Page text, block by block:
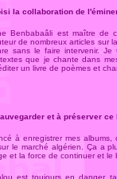
la collaboration de
Benbabaâli est maître de
de nombreux articles sur
sans le faire intervenir.
que je chante dans
un livre de poèmes et
et à préserver
à enregistrer mes
le marché algérien. Ça a
et la force de continuer et
est toujours en danger